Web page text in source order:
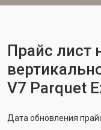
Прайс лист
V7 Parquet
Дата обновления